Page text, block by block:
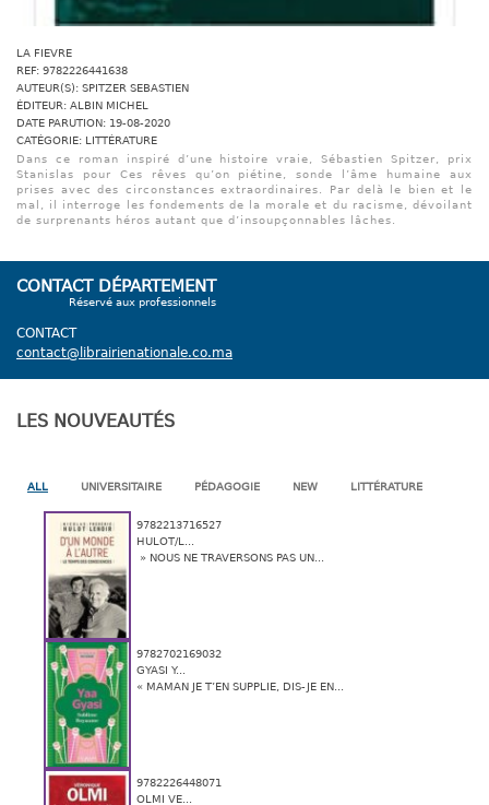
LA FIEVRE
REF: 9782226441638
AUTEUR(S): SPITZER SEBASTIEN
ÉDITEUR: ALBIN MICHEL
DATE PARUTION: 19-08-2020
CATÉGORIE: LITTÉRATURE
Dans ce roman inspiré d’une histoire vraie, Sébastien Spitzer, prix
Stanislas pour Ces rêves qu’on piétine, sonde l’âme humaine aux
prises avec des circonstances extraordinaires. Par delà le bien et le
mal, il interroge les fondements de la morale et du racisme, dévoilant
de surprenants héros autant que d’insoupçonnables lâches.
CONTACT DÉPARTEMENT
Réservé aux professionnels
CONTACT
contact@librairienationale.co.ma
LES NOUVEAUTÉS
ALL UNIVERSITAIRE PÉDAGOGIE NEW LITTÉRATURE
9782213716527
HULOT/L...
» NOUS NE TRAVERSONS PAS UN...
9782702169032
GYASI Y...
« MAMAN JE T’EN SUPPLIE, DIS-JE EN...
9782226448071
OLMI VE...